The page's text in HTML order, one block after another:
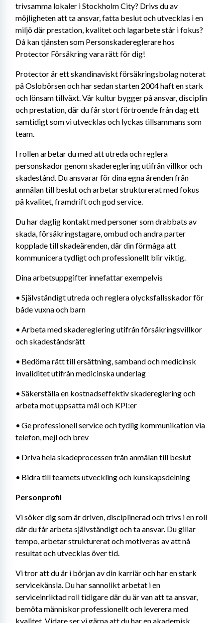
trivsamma lokaler i Stockholm City? Drivs du av
möjligheten att ta ansvar, fatta beslut och utvecklas i en
miljö där prestation, kvalitet och lagarbete står i fokus?
Då kan tjänsten som Personskadereglerare hos
Protector Försäkring vara rätt för dig!
Protector är ett skandinaviskt försäkringsbolag noterat
på Oslobörsen och har sedan starten 2004 haft en stark
och lönsam tillväxt. Vår kultur bygger på ansvar, disciplin
och prestation, där du får stort förtroende från dag ett
samtidigt som vi utvecklas och lyckas tillsammans som
team.
I rollen arbetar du med att utreda och reglera
personskador genom skadereglering utifrån villkor och
skadestånd. Du ansvarar för dina egna ärenden från
anmälan till beslut och arbetar strukturerat med fokus
på kvalitet, framdrift och god service.
Du har daglig kontakt med personer som drabbats av
skada, försäkringstagare, ombud och andra parter
kopplade till skadeärenden, där din förmåga att
kommunicera tydligt och professionellt blir viktig.
Dina arbetsuppgifter innefattar exempelvis
•	Självständigt utreda och reglera olycksfallsskador för
både vuxna och barn
•	Arbeta med skadereglering utifrån försäkringsvillkor
och skadeståndsrätt
•	Bedöma rätt till ersättning, samband och medicinsk
invaliditet utifrån medicinska underlag
•	Säkerställa en kostnadseffektiv skadereglering och
arbeta mot uppsatta mål och KPI:er
•	Ge professionell service och tydlig kommunikation via
telefon, mejl och brev
•	Driva hela skadeprocessen från anmälan till beslut
•	Bidra till teamets utveckling och kunskapsdelning
Personprofil
Vi söker dig som är driven, disciplinerad och trivs i en roll
där du får arbeta självständigt och ta ansvar. Du gillar
tempo, arbetar strukturerat och motiveras av att nå
resultat och utvecklas över tid.
Vi tror att du är i början av din karriär och har en stark
servicekänsla. Du har sannolikt arbetat i en
serviceinriktad roll tidigare där du är van att ta ansvar,
bemöta människor professionellt och leverera med
kvalitet. Vidare ser vi gärna att du har en akademisk